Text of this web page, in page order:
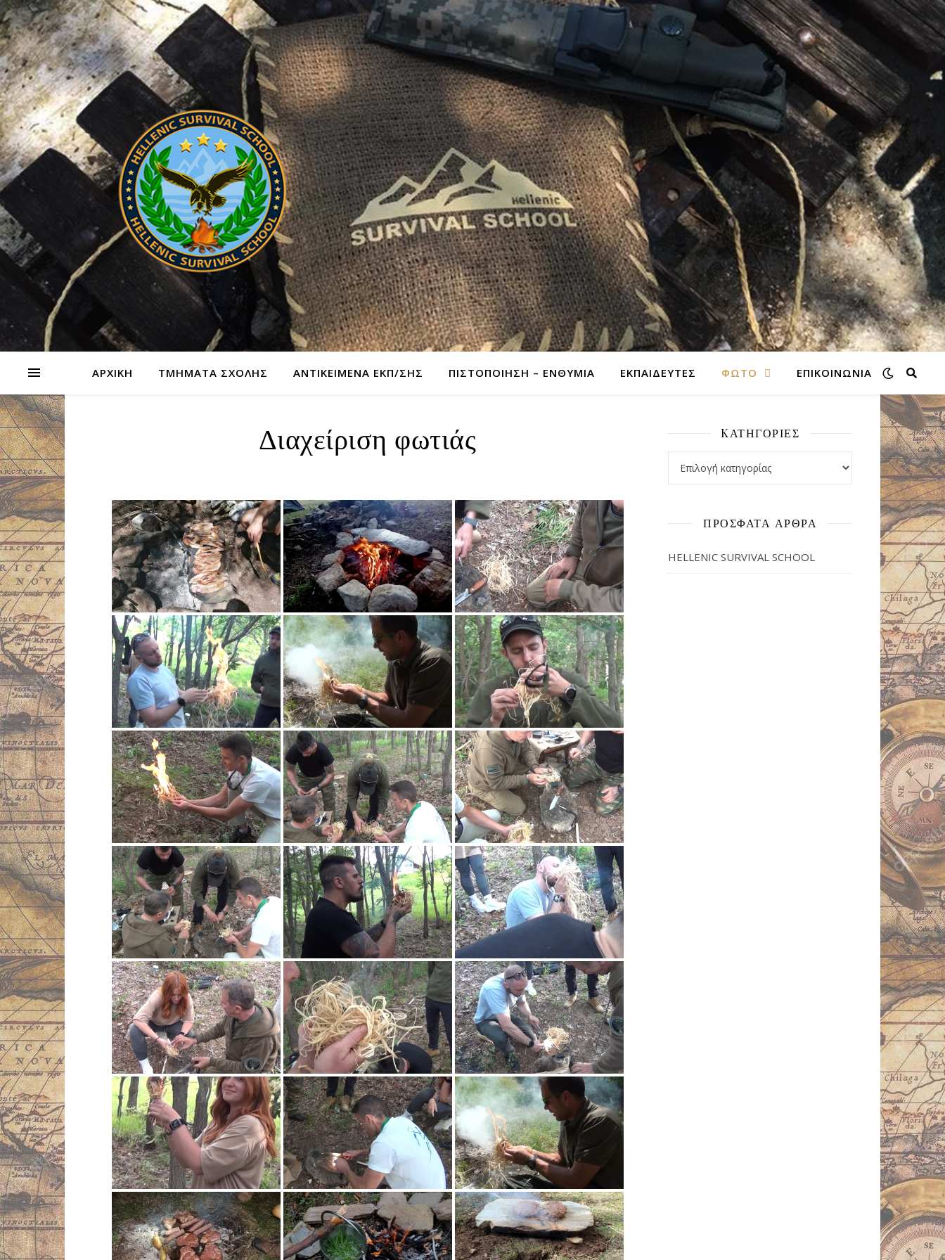
ΑΡΧΙΚΗ ΤΜΗΜΑΤΑ ΣΧΟΛΗΣ ΑΝΤΙΚΕΙΜΕΝΑ ΕΚΠ/ΣΗΣ ΠΙΣΤΟΠΟΙΗΣΗ – ΕΝΘΥΜΙΑ ΕΚΠΑΙΔΕΥΤΕΣ ΦΩΤΌ ΕΠΙΚΟΙΝΩΝΙΑ
Διαχείριση φωτιάς KΑΤΗΓΟΡΊΕΣ
ΠΡΌΣΦΑΤΑ ΆΡΘΡΑ
HELLENIC SURVIVAL SCHOOL